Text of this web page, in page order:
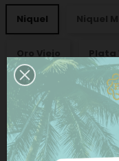
Niquel
+
Este sitio web utiliza
para mejorar
publicidad